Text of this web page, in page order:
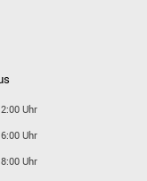
Uhr
Uhr
Uhr